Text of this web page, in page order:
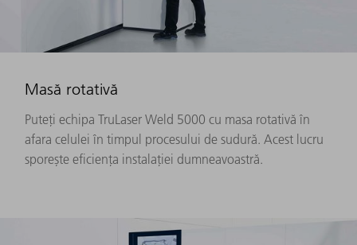
Masă rotativă
Puteți echipa TruLaser Weld 5000 cu masa rotativă în
afara celulei în timpul procesului de sudură. Acest lucru
sporește eficiența instalației dumneavoastră.